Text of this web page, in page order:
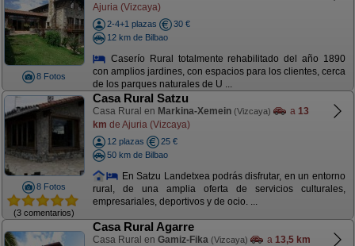
8 Fotos
Ajuria (Vizcaya)
2-4+1 plazas
30 €
12 km de Bilbao
Caserío Rural totalmente rehabilitado del año 1890
con amplios jardines, con espacios para los clientes, cerca
de los parques naturales de U ...
8 Fotos
(3 comentarios)
Casa Rural Satzu
Casa Rural en Markina-Xemein (Vizcaya) a 13
km de Ajuria (Vizcaya)
12 plazas
25 €
50 km de Bilbao
En Satzu Landetxea podrás disfrutar, en un entorno
rural, de una amplia oferta de servicios culturales,
empresariales, deportivos y de ocio. ...
Casa Rural Agarre
Casa Rural en Gamiz-Fika (Vizcaya) a 13,5 km